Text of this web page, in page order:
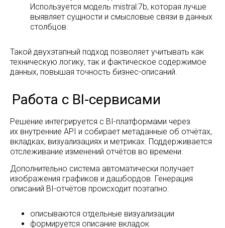
Используется модель mistral:7b, которая лучше
выявляет сущности и смысловые связи в данных
столбцов.
Такой двухэтапный подход позволяет учитывать как
техническую логику, так и фактическое содержимое
данных, повышая точность бизнес-описаний.
Решение интегрируется с BI-платформами через
их внутренние API и собирает метаданные об отчётах,
вкладках, визуализациях и метриках. Поддерживается
отслеживание изменений отчётов во времени.
Дополнительно система автоматически получает
изображения графиков и дашбордов. Генерация
описаний BI-отчётов происходит поэтапно:
описываются отдельные визуализации
формируется описание вкладок
Airflow
Результаты